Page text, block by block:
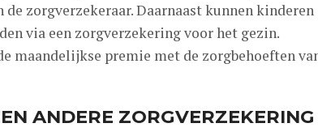
zorgverzekeraar. Daarnaast kunnen kinderen
via een zorgverzekering voor het gezin.
maandelijkse premie met de zorgbehoeften
ANDERE ZORGVERZEKERING